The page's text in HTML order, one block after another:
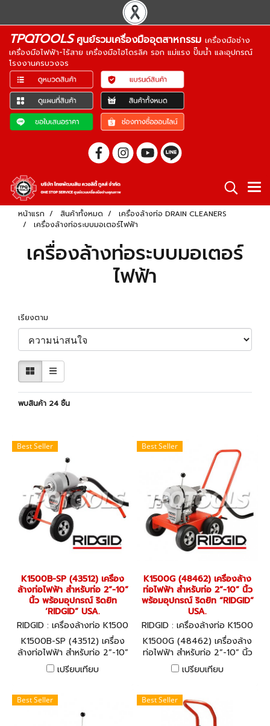
TPQTOOLSศูนย์รวมเครื่องมืออุตสาหกรรม เครื่องมือช่าง
เครื่องมือไฟฟ้า-ไร้สาย เครื่องมือไฮโดรลิค รอก แม่แรง ปั๊มน้ำ และอุปกรณ์
โรงงานครบวงจร
หน้าแรก สินค้าทั้งหมด
เครื่องล้างท่อ DRAIN CLEANERS
เครื่องล้างท่อระบบมอเตอร์ไฟฟ้า
เครื่องล้างท่อระบบมอเตอร์
ไฟฟ้า
เรียงตาม
พบสินค้า 24 ชิ้น
Best Seller
K1500B-SP (43512) เครื่อง
ล้างท่อไฟฟ้า สำหรับท่อ 2”-10”
นิ้ว พร้อมอุปกรณ์ ริดยิท
‘RIDGID” USA.
RIDGID : เครื่องล้างท่อ K1500
B-SP (43512)
K1500B-SP (43512) เครื่อง
ล้างท่อไฟฟ้า สำหรับท่อ 2”-10”
นิ้ว พร้อมอุปกรณ์ ริดยิท
‘RIDGID” USA.
เปรียบเทียบ
Best Seller
K1500G (48462) เครื่องล้าง
ท่อไฟฟ้า สำหรับท่อ 2”-10” นิ้ว
พร้อมอุปกรณ์ ริดยิท “RIDGID”
USA.
RIDGID : เครื่องล้างท่อ K1500
G (48462)
K1500G (48462) เครื่องล้าง
ท่อไฟฟ้า สำหรับท่อ 2”-10” นิ้ว
พร้อมอุปกรณ์ ริดยิท “RIDGID”
USA.
เปรียบเทียบ
Best Seller Best Seller